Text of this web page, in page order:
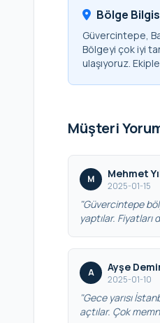
Bölge
Güvercintepe,
Bölgeyi çok iyi
ulaşıyoruz.
Müşteri
M Mehmet
2025-01-15
"Güvercintepe
yaptılar.
A Ayşe
2025-01-10
"Gece yarısı
açtılar. Çok